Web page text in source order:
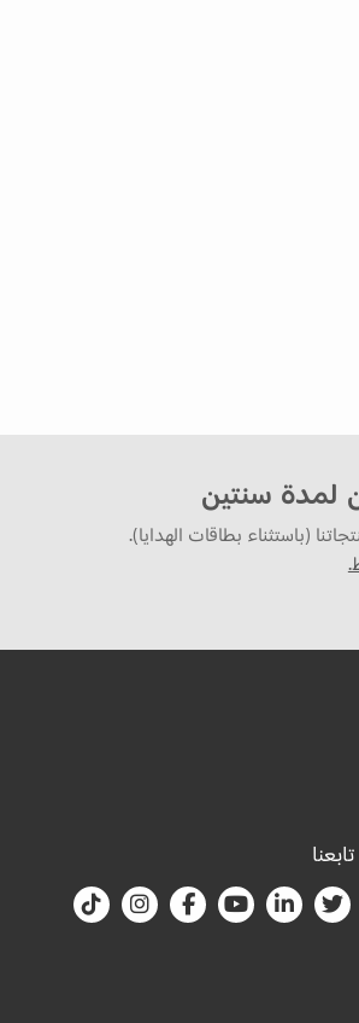
لمدة سنتين
(باستثناء بطاقات الهدايا).
تابعنا